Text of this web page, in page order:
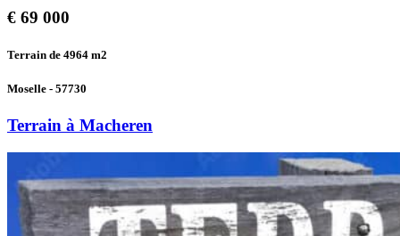
€ 69 000
Terrain de 4964 m2
Moselle - 57730
Terrain à Macheren